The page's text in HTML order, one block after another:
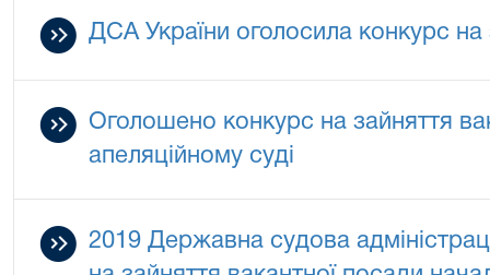
ДСА України оголосила конкурс на
Оголошено конкурс на зайняття
апеляційному суді
2019 Державна судова